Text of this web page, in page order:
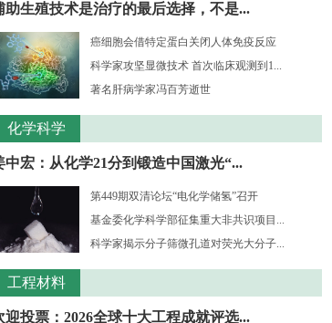
助生殖技术是治疗的最后选择，不是...
癌细胞会借特定蛋白关闭人体免疫反应
科学家攻坚显微技术 首次临床观测到1...
著名肝病学家冯百芳逝世
化学科学
中宏：从化学21分到锻造中国激光“...
第449期双清论坛“电化学储氢”召开
基金委化学科学部征集重大非共识项目...
科学家揭示分子筛微孔道对荧光大分子...
工程材料
迎投票：2026全球十大工程成就评选...